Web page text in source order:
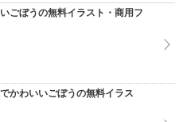
ごぼうの無料イラスト・商用フ
かわいいごぼうの無料イラス